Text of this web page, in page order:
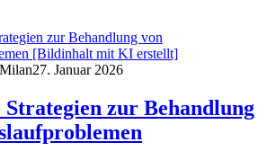
27. Januar 2026
zur Behandlung